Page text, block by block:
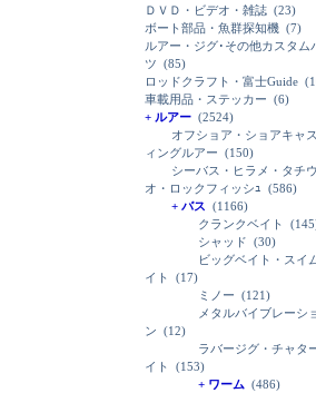
ＤＶＤ・ビデオ・雑誌 (23)
ボート部品・魚群探知機 (7)
ルアー・ジグ･その他カスタム
ツ (85)
ロッドクラフト・富士Guide
車載用品・ステッカー (6)
+ ルアー (2524)
オフショア・ショアキャ
ィングルアー (150)
シーバス・ヒラメ・タチウ
オ・ロックフィッシｭ (586)
+ バス (1166)
クランクベイト
シャッド (30)
ビッグベイト・スイ
イト
(17)
ミノー (121)
メタルバイブレーシ
ン (12)
ラバージグ・チャタ
イト
(153)
+ ワーム (486)